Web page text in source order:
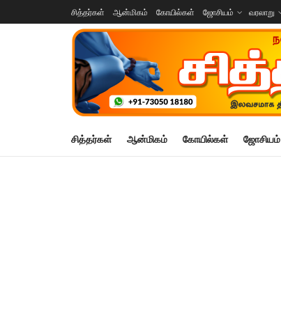
சித்தர்கள் ஆன்மிகம் கோயில்கள் ஜோசியம் வரலாறு
சித்தர்கள் ஆன்மிகம் கோயில்கள் ஜோசியம்